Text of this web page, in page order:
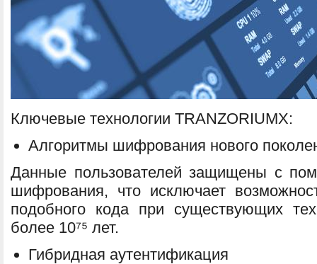
Ключевые технологии TRANZORIUMX:
Алгоритмы шифрования нового
Данные пользователей защищены с
шифрования, что исключает
подобного кода при существующих
более 10⁷⁵ лет.
Гибридная аутентификация